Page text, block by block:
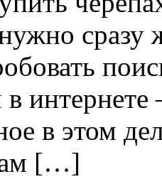
сразу
в
в этом
[…]